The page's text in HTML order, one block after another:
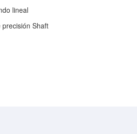
lineal
precisión Shaft